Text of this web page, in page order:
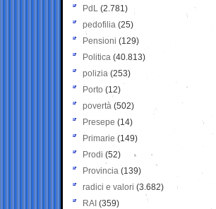
PdL (2.781)
pedofilia (25)
Pensioni (129)
Politica (40.813)
polizia (253)
Porto (12)
povertà (502)
Presepe (14)
Primarie (149)
Prodi (52)
Provincia (139)
radici e valori (3.682)
RAI (359)